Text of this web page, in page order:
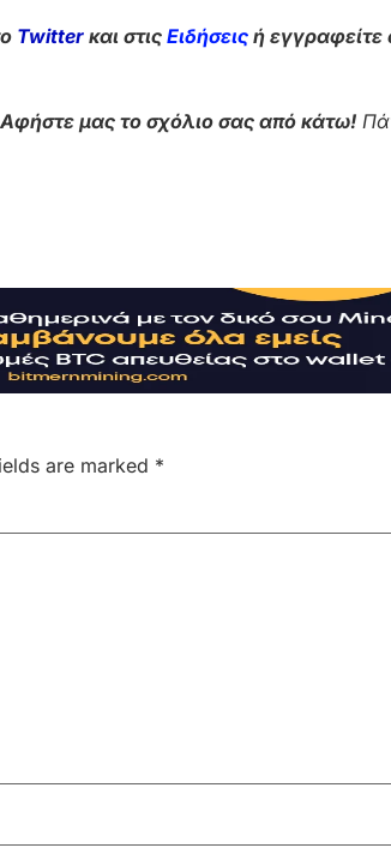
Twitter και στις Ειδήσεις ή εγγραφείτε
Αφήστε μας το σχόλιο σας από κάτω!
are marked *